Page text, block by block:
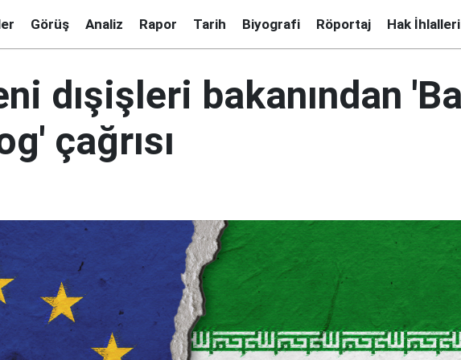
Görüş Analiz Rapor Tarih Biyografi Röportaj Hak İhlalleri
dışişleri bakanından
çağrısı